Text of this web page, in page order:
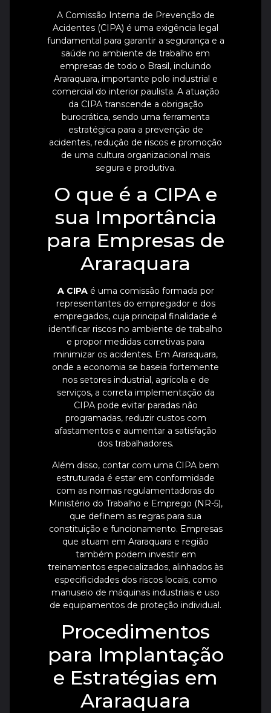
A Comissão Interna de Prevenção de
Acidentes (CIPA) é uma exigência legal
fundamental para garantir a segurança e a
saúde no ambiente de trabalho em
empresas de todo o Brasil, incluindo
Araraquara, importante polo industrial e
comercial do interior paulista. A atuação
da CIPA transcende a obrigação
burocrática, sendo uma ferramenta
estratégica para a prevenção de
acidentes, redução de riscos e promoção
de uma cultura organizacional mais
segura e produtiva.
O que é a CIPA e
sua Importância
para Empresas de
Araraquara
A CIPAé uma comissão formada por
representantes do empregador e dos
empregados, cuja principal finalidade é
identificar riscos no ambiente de trabalho
e propor medidas corretivas para
minimizar os acidentes. Em Araraquara,
onde a economia se baseia fortemente
nos setores industrial, agrícola e de
serviços, a correta implementação da
CIPA pode evitar paradas não
programadas, reduzir custos com
afastamentos e aumentar a satisfação
dos trabalhadores.
Além disso, contar com uma CIPA bem
estruturada é estar em conformidade
com as normas regulamentadoras do
Ministério do Trabalho e Emprego (NR-5),
que definem as regras para sua
constituição e funcionamento. Empresas
que atuam em Araraquara e região
também podem investir em
treinamentos especializados, alinhados às
especificidades dos riscos locais, como
manuseio de máquinas industriais e uso
de equipamentos de proteção individual.
Procedimentos
para Implantação
e Estratégias em
Araraquara